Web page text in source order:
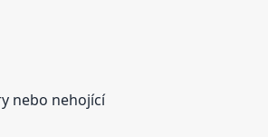
nebo nehojící